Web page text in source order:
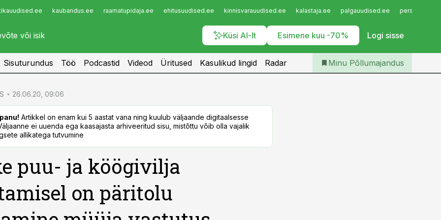
kaubandus.ee raamatupidaja.ee ehitusuudised.ee kinnisvarauudised.ee kalastaja.ee palgauudised.ee
Küsi AI-lt Esimene kuu -70% Logi sisse
Infopank
Iseteenindus
Telli Põllumajandus
Sisuturundus Töö Podcastid Videod Üritused Kasulikud lingid Radar Minu Põllumajandus
26.06.20, 09:06
Artikkel on enam kui 5 aastat vana ning kuulub väljaande digitaalsesse
ei uuenda ega kaasajasta arhiveeritud sisu, mistõttu võib olla vajalik
allikatega tutvumine
puu- ja köögivilja
on päritolu